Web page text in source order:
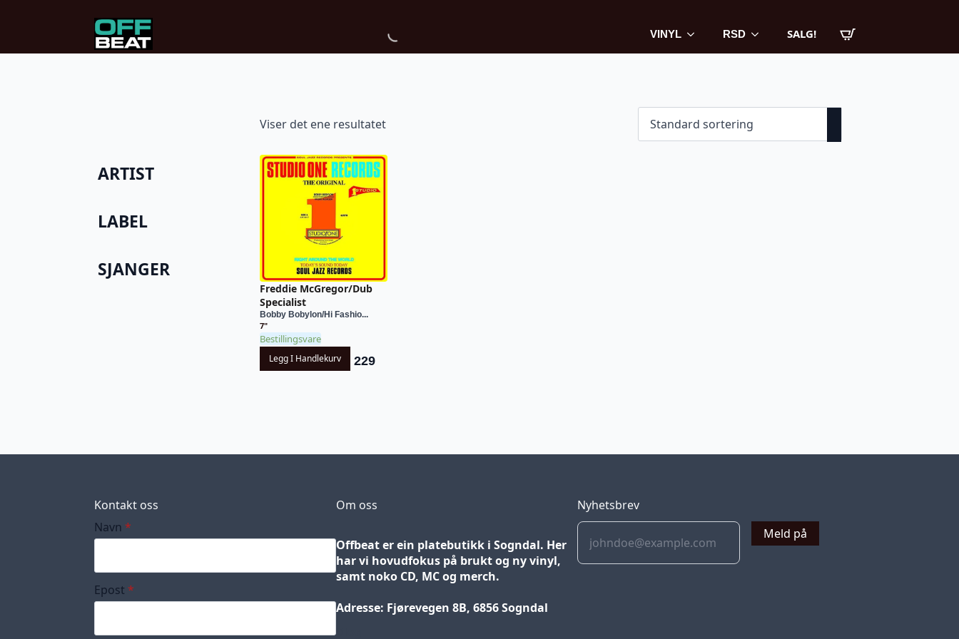
VINYL RSD SALG!
ARTIST
LABEL
SJANGER
Viser det ene resultatet
Freddie McGregor/Dub
Specialist
Bobby Bobylon/Hi Fashio...
7"
Bestillingsvare
Legg I Handlekurv 229
Kontakt oss
Navn *
Epost *
Om oss
Offbeat er ein platebutikk i Sogndal. Her
har vi hovudfokus på brukt og ny vinyl,
samt noko CD, MC og merch.
Adresse: Fjørevegen 8B, 6856 Sogndal
Blog
Nyhetsbrev
Meld på